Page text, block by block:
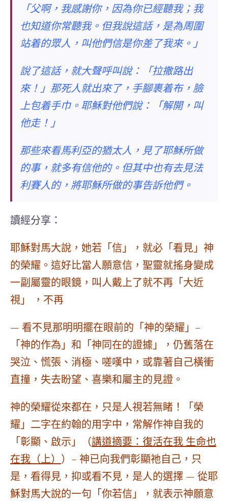
「父啊，我感謝你，因為你已經聽我；我
也知道你常聽我。但我說這話，是為周圍
站着的眾人，叫他們信是你差了我來。」
說了這話，就大聲呼叫說：「拉撒路出
來！」那死人就出來了，手腳裹着布，臉
上包着手巾。耶穌對他們說：「解開，叫
他走！」
那些來看馬利亞的猶太人，見了耶穌所做
的事，就多有信他的。但其中也有去見法
利賽人的，將耶穌所做的事告訴他們。
讀經分享：
耶穌對馬大說，她若「信」，就必「看見」神
的榮耀。 這好比當人願意信，聖靈就搖身變成
一副屬靈的眼鏡，叫人戴上了就不再「大近
視」 ，不再
— 看不見那明明擺在眼前的「神的榮耀」–
「神的作為」和「神同在的證據」，仍舊落在
哭泣、慌張、消極、嗟嘆中，或靠著自己橫衝
直撞，失去盼望、喜樂和屬主的見證。
神的榮耀從來都在，只是人視若無睹！
「榮
耀」二字在約翰的用字中，常解作神自我的
「彰顯、啟示」（講道摘要： 復活在我 生命也
在我（上） ）– 神已向我們彰顯祂自己，只
是，看得見，抑或看不見，是人的選擇 — 從耶
穌對馬大說的一句「你若信」，就表示神願意